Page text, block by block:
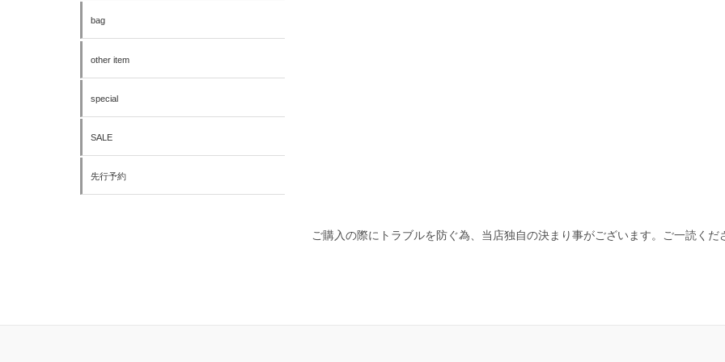
bag
other item
special
SALE
先行予約
ご購入の際にトラブルを防ぐ為、当店独自の決まり事がございます。ご一読くだ